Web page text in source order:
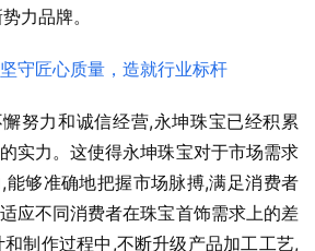
力品牌。
努力和诚信经营,永坤珠宝已经积累
实力。这使得永坤珠宝对于市场需求
够准确地把握市场脉搏,满足消费者
应不同消费者在珠宝首饰需求上的差
制作过程中,不断升级产品加工工艺,